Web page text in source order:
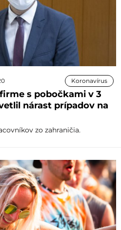
Koronavírus
s pobočkami v 3
nárast prípadov na
zo zahraničia.